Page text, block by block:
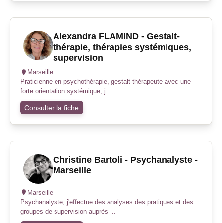
Alexandra FLAMIND - Gestalt-
thérapie, thérapies systémiques,
supervision
Marseille
Praticienne en psychothérapie, gestalt-thérapeute avec une
forte orientation systémique, j...
Consulter la fiche
Christine Bartoli - Psychanalyste -
Marseille
Marseille
Psychanalyste, j'effectue des analyses des pratiques et des
groupes de supervision auprès ...